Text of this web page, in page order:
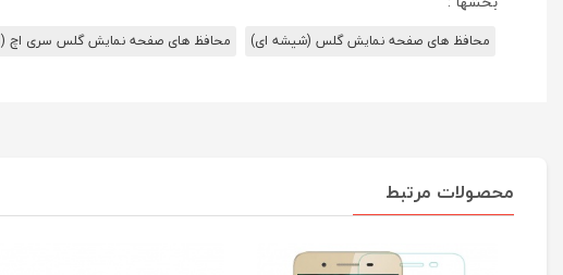
محافظ های صفحه نمایش گلس (شیشه ای) محافظ های صفحه نمایش گلس سری اچ (Amazing H)
محصولات مرتبط